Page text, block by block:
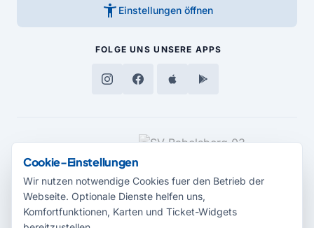
accessibility_new Einstellungen öffnen
FOLGE UNS UNSERE APPS
MEDIENPARTNER
Cookie-Einstellungen
Wir nutzen notwendige Cookies fuer den Betrieb der
Webseite. Optionale Dienste helfen uns,
Komfortfunktionen, Karten und Ticket-Widgets